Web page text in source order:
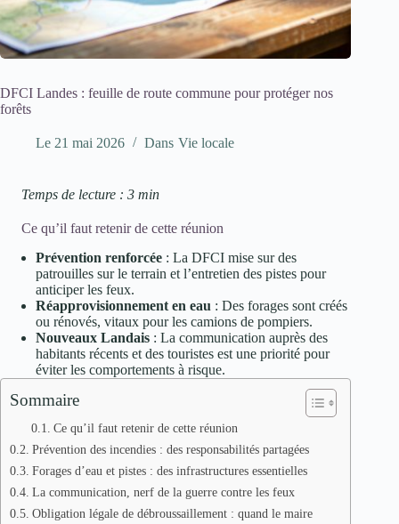
DFCI Landes : feuille de route commune pour protéger nos
forêts
Le 21 mai 2026 Dans Vie locale
Temps de lecture : 3 min
Ce qu’il faut retenir de cette réunion
Prévention renforcée : La DFCI mise sur des
patrouilles sur le terrain et l’entretien des pistes pour
anticiper les feux.
Réapprovisionnement en eau : Des forages sont créés
ou rénovés, vitaux pour les camions de pompiers.
Nouveaux Landais : La communication auprès des
habitants récents et des touristes est une priorité pour
éviter les comportements à risque.
Sommaire
Ce qu’il faut retenir de cette réunion
Prévention des incendies : des responsabilités partagées
Forages d’eau et pistes : des infrastructures essentielles
La communication, nerf de la guerre contre les feux
Obligation légale de débroussaillement : quand le maire